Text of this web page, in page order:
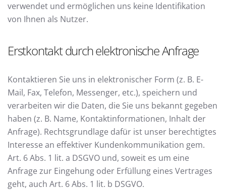
verwendet und ermöglichen uns keine Identifikation
von Ihnen als Nutzer.
Erstkontakt durch elektronische Anfrage
Kontaktieren Sie uns in elektronischer Form (z. B. E-
Mail, Fax, Telefon, Messenger, etc.), speichern und
verarbeiten wir die Daten, die Sie uns bekannt gegeben
haben (z. B. Name, Kontaktinformationen, Inhalt der
Anfrage). Rechtsgrundlage dafür ist unser berechtigtes
Interesse an effektiver Kundenkommunikation gem.
Art. 6 Abs. 1 lit. a DSGVO und, soweit es um eine
Anfrage zur Eingehung oder Erfüllung eines Vertrages
geht, auch Art. 6 Abs. 1 lit. b DSGVO.